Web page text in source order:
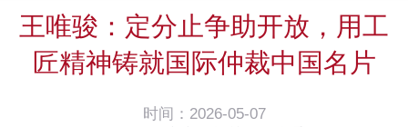
王唯骏：定分止争助开放，用工
匠精神铸就国际仲裁中国名片
时间：2026-05-07